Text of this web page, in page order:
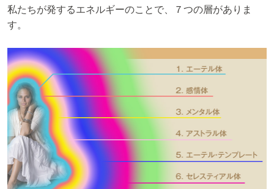
私たちが発するエネルギーのことで、７つの層がありま
す。